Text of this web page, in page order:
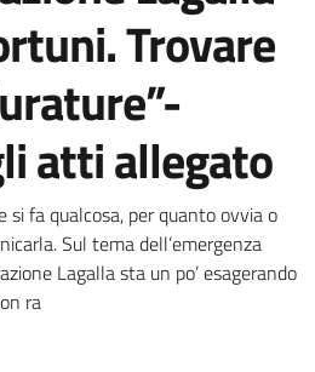
Trovare
atti allegato
notizia
si fa qualcosa, per quanto ovvia o
Sul tema dell’emergenza
Lagalla sta un po’ esagerando
ra